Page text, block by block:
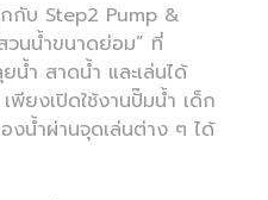
กับ Step2 Pump &
วนน้ำขนาดย่อม” ที่
น้ำ สาดน้ำ และเล่นได้
พียงเปิดใช้งานปั๊มน้ำ เด็ก
งน้ำผ่านจุดเล่นต่าง ๆ ได้